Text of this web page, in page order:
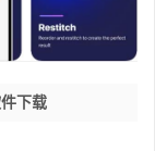
下载